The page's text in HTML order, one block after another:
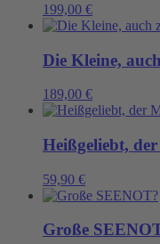
199,00 €
Die Kleine,
189,00 €
Heißgeliebt,
59,90 €
Große